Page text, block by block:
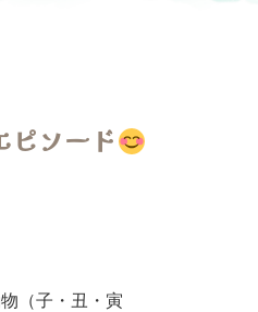
ピソード
（子・丑・寅